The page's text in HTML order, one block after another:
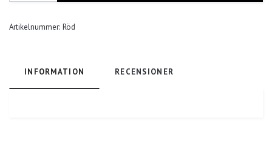
Artikelnummer: Röd
INFORMATION RECENSIONER